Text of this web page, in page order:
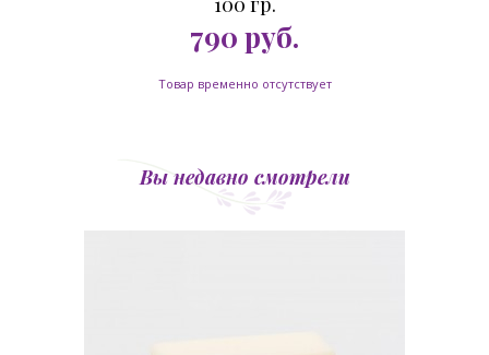
790 руб.
Товар временно отсутствует
Вы недавно смотрели